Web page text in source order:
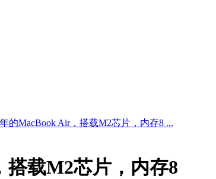
的MacBook Air，搭载M2芯片，内存8 ...
搭载M2芯片，内存8